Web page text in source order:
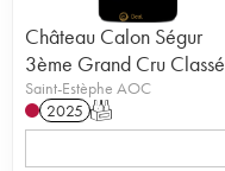
Château Calon Ségur
3ème Grand Cru Classé
Saint-Estèphe AOC
2025 T